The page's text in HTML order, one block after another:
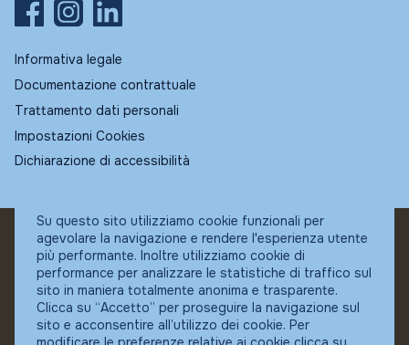
Informativa legale
Documentazione contrattuale
Trattamento dati personali
Impostazioni Cookies
Dichiarazione di accessibilità
© Fundstore
Collocatore autorizzato:
Banca Ifigest SpA
P.Iva: 04337180485
Su questo sito utilizziamo cookie funzionali per
agevolare la navigazione e rendere l'esperienza utente
più performante. Inoltre utilizziamo cookie di
performance per analizzare le statistiche di traffico sul
sito in maniera totalmente anonima e trasparente.
Clicca su “Accetto” per proseguire la navigazione sul
sito e acconsentire all’utilizzo dei cookie. Per